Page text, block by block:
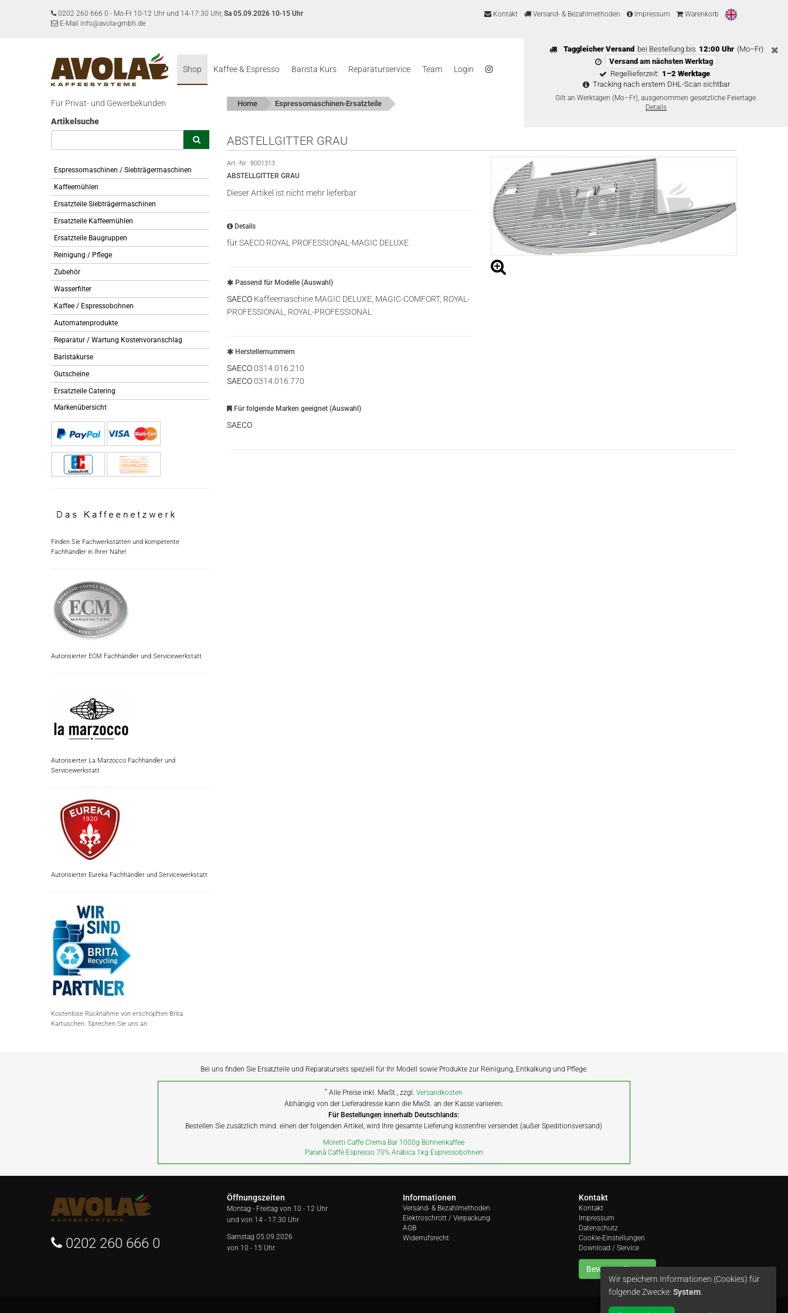
0202 260 666 0 - Mo-Fr 10-12 Uhr und 14-17:30 Uhr, Sa 05.09.2026 10-15 Uhr
E-Mail info@avola-gmbh.de
Kontakt Versand- & Bezahlmethoden Impressum Warenkorb
Taggleicher Versand bei Bestellung bis 12:00 Uhr (Mo–Fr)
Versand am nächsten Werktag
Regellieferzeit: 1–2 Werktage
Tracking nach erstem DHL-Scan sichtbar
Gilt an Werktagen (Mo–Fr), ausgenommen gesetzliche Feiertage.
Details
Shop Kaffee & Espresso Barista Kurs Reparaturservice Team Login
Für Privat- und Gewerbekunden
Artikelsuche
Espressomaschinen / Siebträgermaschinen
Kaffeemühlen
Ersatzteile Siebträgermaschinen
Ersatzteile Kaffeemühlen
Ersatzteile Baugruppen
Reinigung / Pflege
Zubehör
Wasserfilter
Kaffee / Espressobohnen
Automatenprodukte
Reparatur / Wartung Kostenvoranschlag
Baristakurse
Gutscheine
Ersatzteile Catering
Markenübersicht
Finden Sie Fachwerkstätten und kompetente
Fachhändler in Ihrer Nähe!
Autorisierter ECM Fachhändler und Servicewerkstatt
Autorisierter La Marzocco Fachhändler und
Servicewerkstatt
Autorisierter Eureka Fachhändler und Servicewerkstatt
Kostenlose Rücknahme von erschöpften Brita
Kartuschen. Sprechen Sie uns an.
Home Espressomaschinen-Ersatzteile
ABSTELLGITTER GRAU
Art.-Nr.: 8001313
ABSTELLGITTER GRAU
Dieser Artikel ist nicht mehr lieferbar
Details
für SAECO ROYAL PROFESSIONAL-MAGIC DELUXE
Passend für Modelle (Auswahl)
SAECO Kaffeemaschine MAGIC DELUXE, MAGIC-COMFORT, ROYAL-
PROFESSIONAL, ROYAL-PROFESSIONAL
Herstellernummern
SAECO0314.016.210
SAECO0314.016.770
Für folgende Marken geeignet (Auswahl)
SAECO
Bei uns finden Sie Ersatzteile und Reparatursets speziell für Ihr Modell sowie Produkte zur Reinigung, Entkalkung und Pflege.
* Alle Preise inkl. MwSt., zzgl.Versandkosten
Abhängig von der Lieferadresse kann die MwSt. an der Kasse variieren.
Für Bestellungen innerhalb Deutschlands:
Bestellen Sie zusätzlich mind. einen der folgenden Artikel, wird Ihre gesamte Lieferung kostenfrei versendet (außer Speditionsversand)
Moretti Caffe Crema Bar 1000g Bohnenkaffee
Paranà Caffè Espresso 70% Arabica 1kg Espressobohnen
0202 260 666 0
Öffnungszeiten
Montag - Freitag von 10 - 12 Uhr
und von 14 - 17:30 Uhr
Samstag 05.09.2026
von 10 - 15 Uhr
Informationen
Versand- & Bezahlmethoden
Elektroschrott / Verpackung
AGB
Widerrufsrecht
Kontakt
Kontakt
Impressum
Datenschutz
Cookie-Einstellungen
Download / Service
Bewerten Sie uns
Wir speichern Informationen (Cookies) für
folgende Zwecke: System